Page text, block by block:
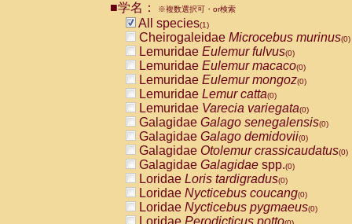
CebidaeCebus nigrivittatus
CebidaeCebus
CebidaeSaimiri boliviensis(0)
CebidaeSaimiri sciureus(0)
AtelidaeAlouatta caraya(0)
AtelidaeAlouatta fusca(0)
AtelidaeAlouatta seniculus
AtelidaeAlouattaspp.(0)
AtelidaeAteles belzebuth(0)
AtelidaeAteles geoffroyi(0)
AtelidaeAteles paniscus(0)
AtelidaeAtelesspp.(0)
Atelidae Lagothrix lagothricha
AtelidaeLagothrix lagothricha cana
PitheciidaeCacajao calvus
PitheciidaeCallicebus cupreus
■学名： ※複数選択可・or検索
All species(1)
Cheirogaleidae Microcebus murinus(0)
Lemuridae Eulemur fulvus(0)
Lemuridae Eulemur macaco(0)
Lemuridae Eulemur mongoz(0)
Lemuridae Lemur catta(0)
Lemuridae Varecia variegata(0)
Galagidae Galago senegalensis(0)
Galagidae Galago demidovii(0)
Galagidae Otolemur crassicaudatus(0)
Galagidae Galagidae spp.(0)
Loridae Loris tardigradus(0)
Loridae Nycticebus coucang(0)
Loridae Nycticebus pygmaeus(0)
Loridae Perodicticus potto